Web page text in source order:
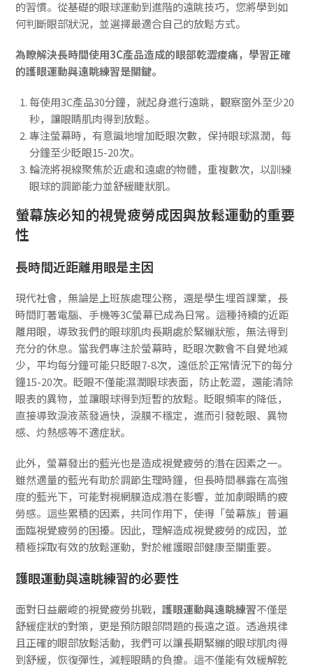
的習慣。從基礎的眼球運動到進階的遠眺技巧，您將學到如
何判斷眼部狀況，並選擇最適合自己的放鬆方式。
為瞭解決長時間使用3C產品造成的眼部乾澀痠痛，學習正確
的護眼運動與遠眺練習是關鍵。
每使用3C產品30分鐘，就起身進行遠眺，觀察窗外至少20
秒，讓眼睛肌肉得到放鬆。
專注螢幕時，有意識地增加眨眼次數，保持眼球濕潤，每
分鐘至少眨眼15-20次。
輪流將視線聚焦於近處和遠處的物體，重複數次，以訓練
眼球的調節能力並舒緩睫狀肌。
螢幕族必知的視覺疲勞成因與放鬆運動的重要
性
長時間近距離用眼是主因
現代社會，無論是上班族處理公務，還是學生埋首課業，長
時間盯著電腦、手機等3C螢幕已成為日常。這種持續的近距
離用眼，導致我們的眼球肌肉長期處於緊繃狀態，無法得到
充分的休息。當我們專注於螢幕時，眨眼次數會不自覺地減
少，平均每分鐘可能只眨眼7-8次，遠低於正常情況下的每分
鐘15-20次。眨眼不僅能濕潤眼球表面，防止乾澀，還能清除
眼表的異物，並讓眼球得到短暫的放鬆。眨眼頻率的降低，
直接導致淚液蒸發過快，淚膜不穩定，進而引發乾眼、異物
感、灼熱感等不適症狀。
此外，螢幕發出的藍光也是造成視覺疲勞的潛在因素之一。
雖然適量的藍光有助於調節生理時鐘，但長時間暴露在高強
度的藍光下，可能對視網膜造成潛在影響，並加劇眼睛的疲
勞感。這些累積的因素，共同作用下，使得「螢幕族」普遍
面臨視覺疲勞的困擾。因此，理解造成視覺疲勞的成因，並
積極採取有效的放鬆運動，對於維護眼部健康至關重要。
護眼運動與遠眺練習的必要性
面對日益嚴峻的視覺疲勞挑戰，護眼運動與遠眺練習不僅是
舒緩症狀的對策，更是預防眼部問題的長遠之道。透過規律
且正確的眼部放鬆活動，我們可以讓長期緊繃的眼球肌肉得
到舒緩，恢復彈性，減輕眼睛的負擔。這不僅能有效緩解乾